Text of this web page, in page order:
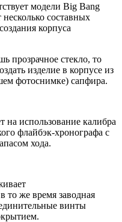
модели Big Bang
несколько составных
корпуса
прозрачное стекло, то
изделие в корпусе из
фотоснимке) сапфира.
на использование калибра
флайбэк-хронографа с
хода.
то же время заводная
винты